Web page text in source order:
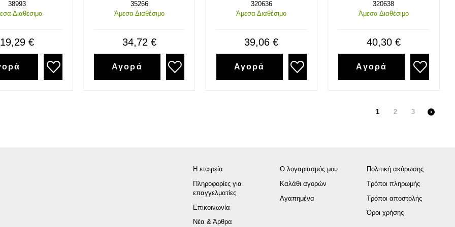
38993
Διαθέσιμο
19,29 €
35266
Άμεσα Διαθέσιμο
34,72 €
Αγορά
320636
Άμεσα Διαθέσιμο
39,06 €
Αγορά
320638
Άμεσα Διαθέσιμο
40,30 €
Αγορά
1 2 3
Η εταιρεία
Πληροφορίες για
επαγγελματίες
Επικοινωνία
Νέα & Άρθρα
Ο λογαριασμός μου
Καλάθι αγορών
Αγαπημένα
Πολιτική ακύρωσης
Τρόποι πληρωμής
Τρόποι αποστολής
Όροι χρήσης